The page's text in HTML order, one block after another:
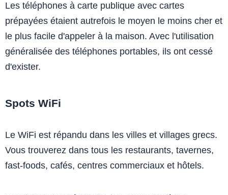
Les téléphones à carte publique avec cartes
prépayées étaient autrefois le moyen le moins cher et
le plus facile d'appeler à la maison. Avec l'utilisation
généralisée des téléphones portables, ils ont cessé
d'exister.
Spots WiFi
Le WiFi est répandu dans les villes et villages grecs.
Vous trouverez dans tous les restaurants, tavernes,
fast-foods, cafés, centres commerciaux et hôtels.